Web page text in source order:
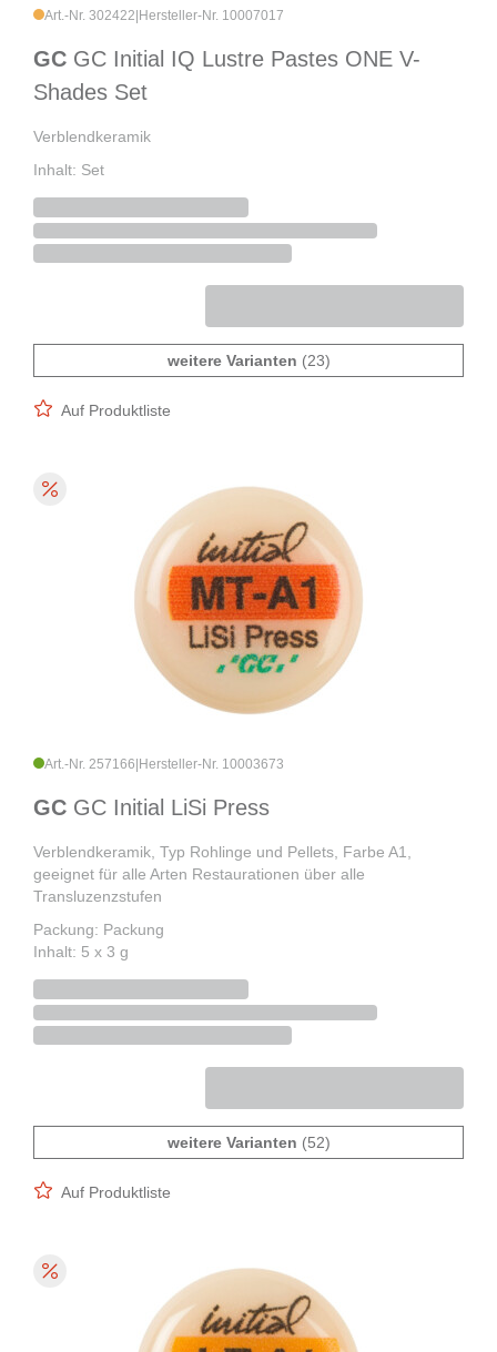
Art.-Nr. 302422 Hersteller-Nr. 10007017
GC GC Initial IQ Lustre Pastes ONE V-
Shades Set
Verblendkeramik
Inhalt: Set
weitere Varianten (23)
Auf Produktliste
Art.-Nr. 257166 Hersteller-Nr. 10003673
GC GC Initial LiSi Press
Verblendkeramik, Typ Rohlinge und Pellets, Farbe A1,
geeignet für alle Arten Restaurationen über alle
Transluzenzstufen
Packung: Packung
Inhalt: 5 x 3 g
weitere Varianten (52)
Auf Produktliste